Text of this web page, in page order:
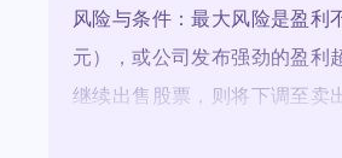
风险与条件：最大风险是盈
元），或公司发布强劲的盈利
继续出售股票，则将下调至